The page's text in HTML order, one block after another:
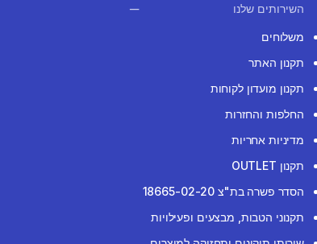
השירותים שלנו
משלוחים
תקנון האתר
תקנון מועדון לקוחות
החלפות והחזרות
מדיניות אחריות
תקנון OUTLET
הסדר פשרה בת"צ 18665-02-20
תקנוני הטבות, מבצעים ופעילויות